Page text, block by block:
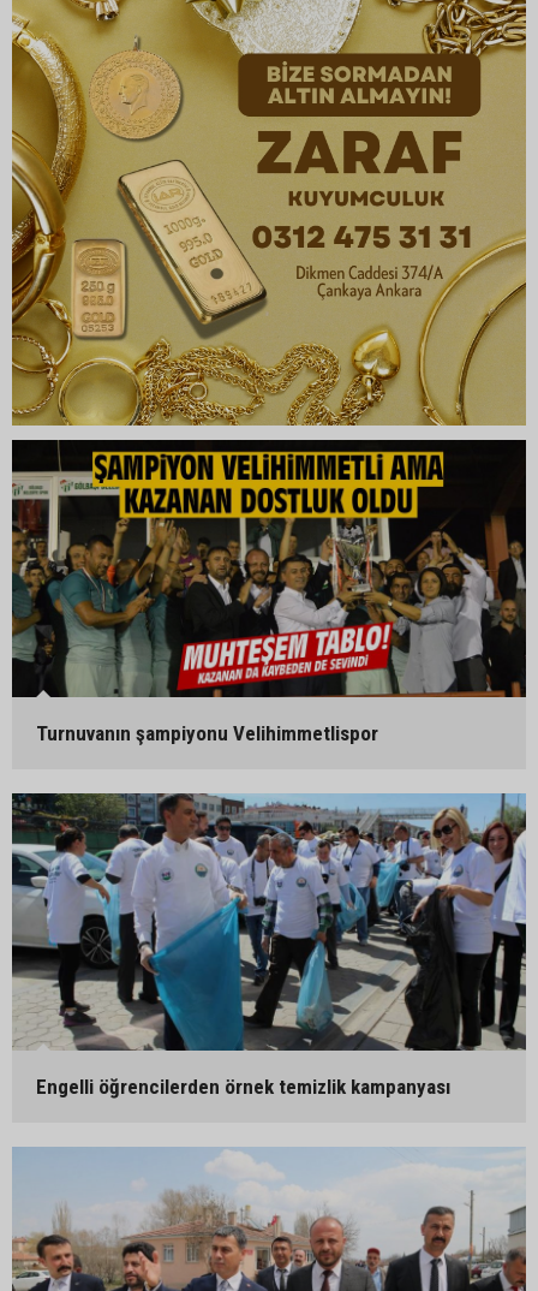
Turnuvanın şampiyonu Velihimmetlispor
Engelli öğrencilerden örnek temizlik kampanyası